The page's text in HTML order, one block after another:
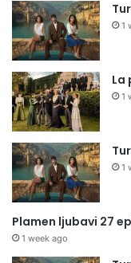
1
La
1
1
Plamen ljubavi 27
1 week ago